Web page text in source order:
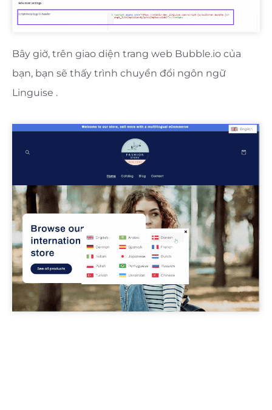
Bây giờ, trên giao diện trang web Bubble.io của
bạn, bạn sẽ thấy trình chuyển đổi ngôn ngữ
Linguise .